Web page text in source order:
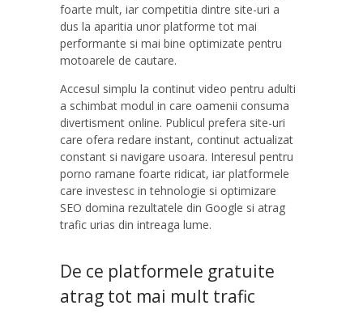
foarte mult, iar competitia dintre site-uri a
dus la aparitia unor platforme tot mai
performante si mai bine optimizate pentru
motoarele de cautare.
Accesul simplu la continut video pentru adulti
a schimbat modul in care oamenii consuma
divertisment online. Publicul prefera site-uri
care ofera redare instant, continut actualizat
constant si navigare usoara. Interesul pentru
porno ramane foarte ridicat, iar platformele
care investesc in tehnologie si optimizare
SEO domina rezultatele din Google si atrag
trafic urias din intreaga lume.
De ce platformele gratuite
atrag tot mai mult trafic